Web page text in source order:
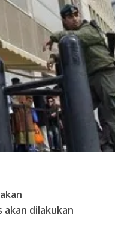
akan dilakukan